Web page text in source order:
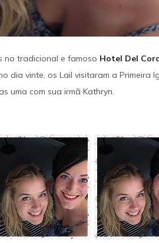
no tradicional e famoso Hotel Del
dia vinte, os Lail visitaram a Primeira
uma com sua irmã Kathryn.
sobre a
e libertando
IMDB
presidenciais. A
Norte ganha
chegada de uma
a dupla. O
quando o grupo
um detetive local.